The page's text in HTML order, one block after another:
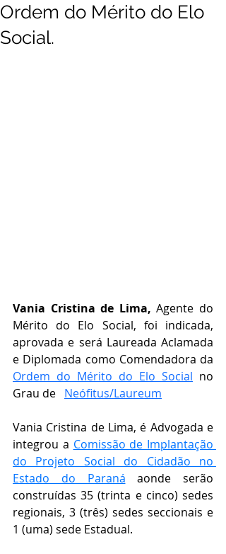
Ordem do Mérito do Elo
Social.
Vania Cristina de Lima, Agente do
Mérito do Elo Social, foi indicada,
aprovada e será Laureada Aclamada
Ordem do Mérito do Elo Social no
Grau de Neófitus/Laureum
Vania Cristina de Lima, é Advogada e
integrou a Comissão de Implantação
do Projeto Social do Cidadão no
Estado do Paraná
aonde serão
construídas 35 (trinta e cinco) sedes
regionais, 3 (três) sedes seccionais e
1 (uma) sede Estadual.